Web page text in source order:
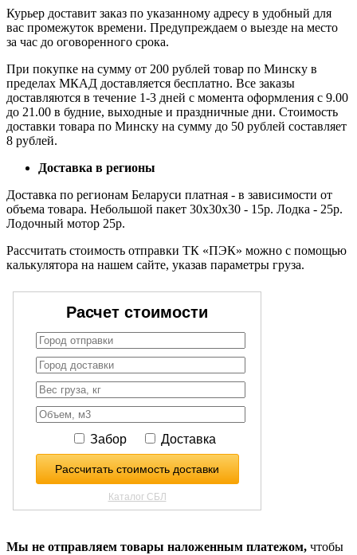
Курьер доставит заказ по указанному адресу в удобный для
вас промежуток времени. Предупреждаем о выезде на место
за час до оговоренного срока.
При покупке на сумму от 200 рублей товар по Минску в
пределах МКАД доставляется бесплатно. Все заказы
доставляются в течение 1-3 дней с момента оформления с 9.00
до 21.00 в будние, выходные и праздничные дни. Стоимость
доставки товара по Минску на сумму до 50 рублей составляет
8 рублей.
Доставка в регионы
Доставка по регионам Беларуси платная - в зависимости от
объема товара. Небольшой пакет 30х30х30 - 15р. Лодка - 25р.
Лодочный мотор 25р.
Рассчитать стоимость отправки ТК «ПЭК» можно с помощью
калькулятора на нашем сайте, указав параметры груза.
Мы не отправляем товары наложенным платежом, чтобы